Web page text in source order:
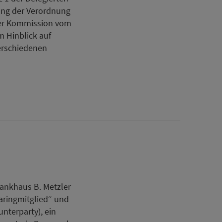
der Verordnung
Kommission vom
Hinblick auf
B. Metzler
und
ein